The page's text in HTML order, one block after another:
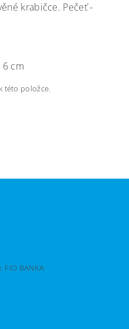
krabičce. Pečeť -
6 cm
této položce.
FIO BANKA